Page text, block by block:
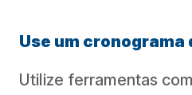
Use um cronograma
Utilize ferramentas